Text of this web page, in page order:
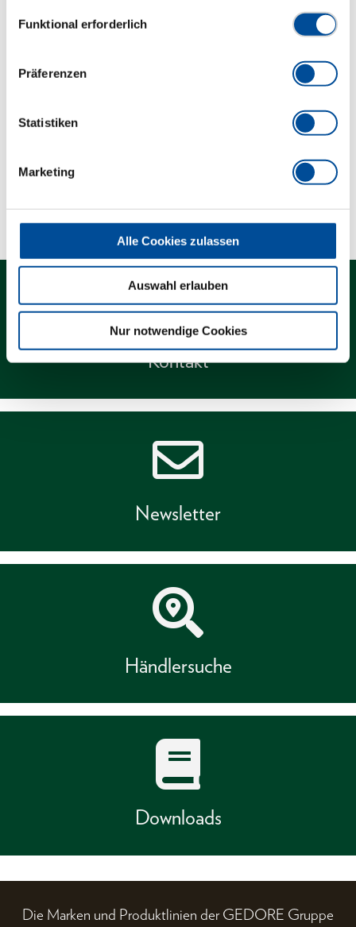
Funktional erforderlich
Präferenzen
Statistiken
Marketing
Alle Cookies zulassen
Auswahl erlauben
Nur notwendige Cookies
Mit hochwertigem Stiel in Knauf-Form aus
Kontakt
Newsletter
Händlersuche
Downloads
Die Marken und Produktlinien der GEDORE Gruppe